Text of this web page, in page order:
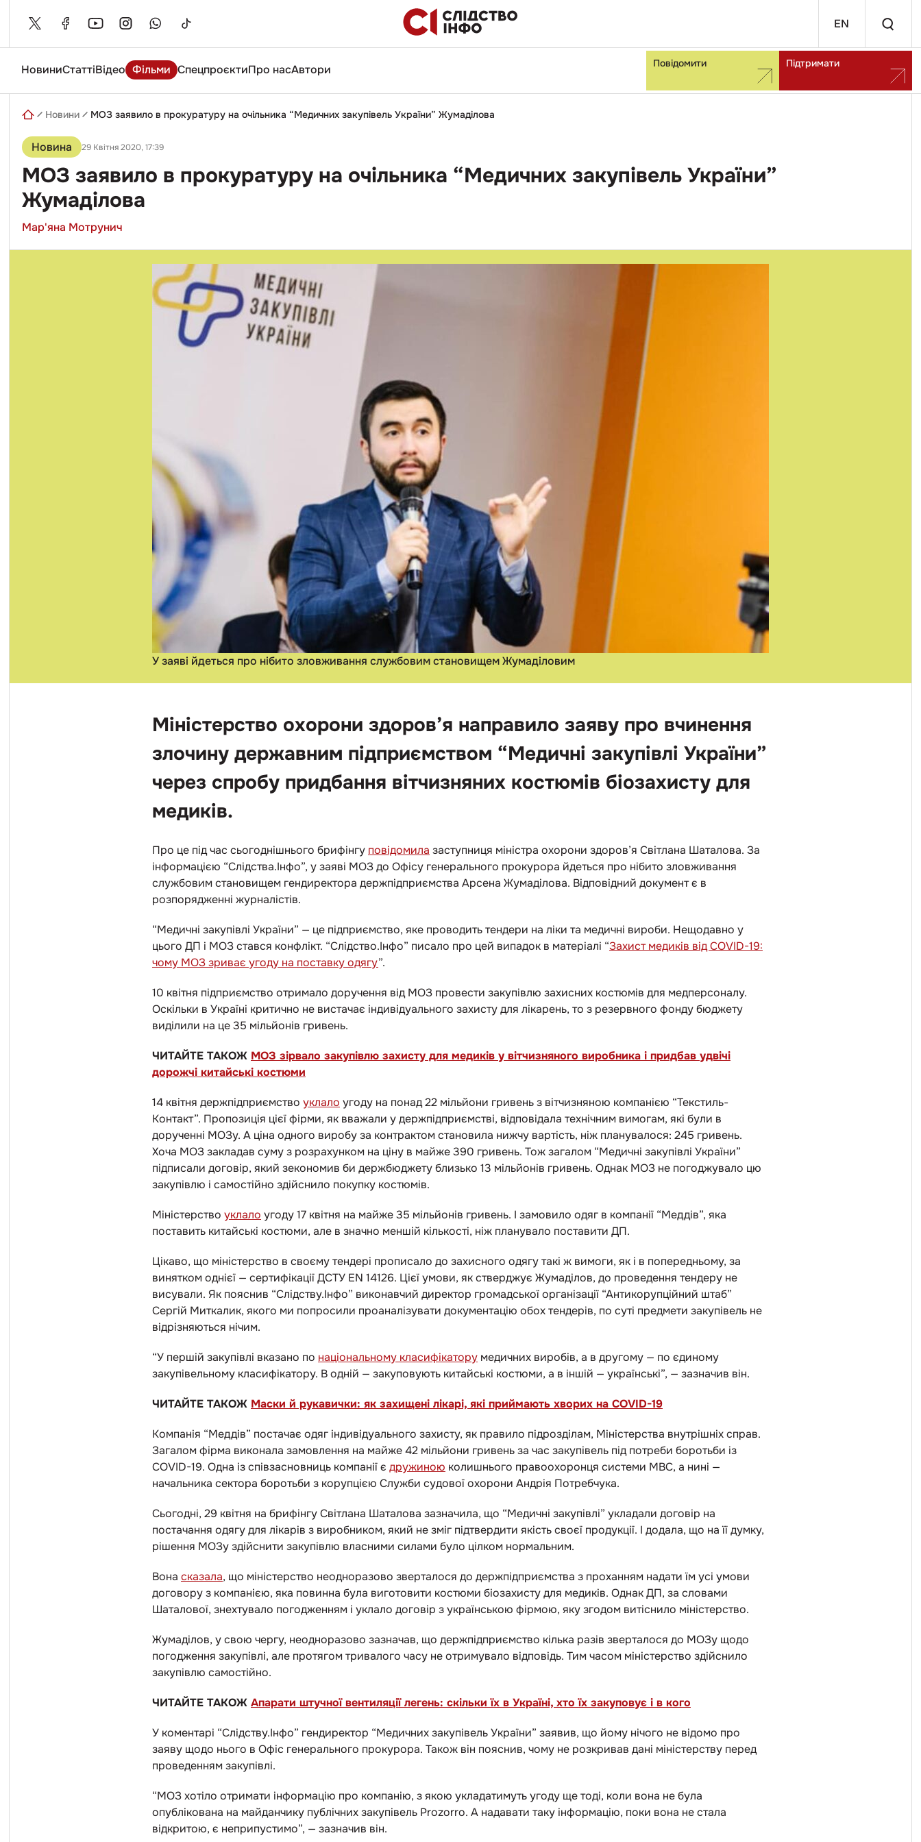
content EN
НовиниСтаттіВідео Фільми СпецпроєктиПро насАвтори Повідомити Підтримати
Введіть
Новини МОЗ заявило в прокуратуру на очільника “Медичних закупівель України” Жумаділова
Новина 29 Квітня 2020, 17:39
МОЗ заявило в прокуратуру на очільника “Медичних закупівель України”
Жумаділова
Мар'яна Мотрунич
У заяві йдеться про нібито зловживання службовим становищем Жумаділовим
Міністерство охорони здоров’я направило заяву про вчинення
злочину державним підприємством “Медичні закупівлі України”
через спробу придбання вітчизняних костюмів біозахисту для
медиків.
Про це під час сьогоднішнього брифінгу повідомила заступниця міністра охорони здоров’я Світлана Шаталова. За
інформацією “Слідства.Інфо”, у заяві МОЗ до Офісу генерального прокурора йдеться про нібито зловживання
службовим становищем гендиректора держпідприємства Арсена Жумаділова. Відповідний документ є в
розпорядженні журналістів.
“Медичні закупівлі України” — це підприємство, яке проводить тендери на ліки та медичні вироби. Нещодавно у
цього ДП і МОЗ стався конфлікт. “Слідство.Інфо” писало про цей випадок в матеріалі “Захист медиків від COVID-19:
чому МОЗ зриває угоду на поставку одягу”.
10 квітня підприємство отримало доручення від МОЗ провести закупівлю захисних костюмів для медперсоналу.
Оскільки в Україні критично не вистачає індивідуального захисту для лікарень, то з резервного фонду бюджету
виділили на це 35 мільйонів гривень.
ЧИТАЙТЕ ТАКОЖ МОЗ зірвало закупівлю захисту для медиків у вітчизняного виробника і придбав удвічі
дорожчі китайські костюми
14 квітня держпідприємство уклало угоду на понад 22 мільйони гривень з вітчизняною компанією “Текстиль-
Контакт”. Пропозиція цієї фірми, як вважали у держпідприємстві, відповідала технічним вимогам, які були в
дорученні МОЗу. А ціна одного виробу за контрактом становила нижчу вартість, ніж планувалося: 245 гривень.
Хоча МОЗ закладав суму з розрахунком на ціну в майже 390 гривень. Тож загалом “Медичні закупівлі України”
підписали договір, який зекономив би держбюджету близько 13 мільйонів гривень. Однак МОЗ не погоджувало цю
закупівлю і самостійно здійснило покупку костюмів.
Міністерство уклало угоду 17 квітня на майже 35 мільйонів гривень. І замовило одяг в компанії “Меддів”, яка
поставить китайські костюми, але в значно меншій кількості, ніж планувало поставити ДП.
Цікаво, що міністерство в своєму тендері прописало до захисного одягу такі ж вимоги, як і в попередньому, за
винятком однієї — сертифікації ДСТУ EN 14126. Цієї умови, як стверджує Жумаділов, до проведення тендеру не
висували. Як пояснив “Слідству.Інфо” виконавчий директор громадської організації “Антикорупційний штаб”
Сергій Миткалик, якого ми попросили проаналізувати документацію обох тендерів, по суті предмети закупівель не
відрізняються нічим.
“У першій закупівлі вказано по національному класифікатору медичних виробів, а в другому — по єдиному
закупівельному класифікатору. В одній — закуповують китайські костюми, а в іншій — українські”, — зазначив він.
ЧИТАЙТЕ ТАКОЖ Маски й рукавички: як захищені лікарі, які приймають хворих на COVID-19
Компанія “Меддів” постачає одяг індивідуального захисту, як правило підрозділам, Міністерства внутрішніх справ.
Загалом фірма виконала замовлення на майже 42 мільйони гривень за час закупівель під потреби боротьби із
COVID-19. Одна із співзасновниць компанії є дружиною колишнього правоохоронця системи МВС, а нині —
начальника сектора боротьби з корупцією Служби судової охорони Андрія Потребчука.
Сьогодні, 29 квітня на брифінгу Світлана Шаталова зазначила, що “Медичні закупівлі” укладали договір на
постачання одягу для лікарів з виробником, який не зміг підтвердити якість своєї продукції. І додала, що на її думку,
рішення МОЗу здійснити закупівлю власними силами було цілком нормальним.
Вона сказала, що міністерство неодноразово зверталося до держпідприємства з проханням надати їм усі умови
договору з компанією, яка повинна була виготовити костюми біозахисту для медиків. Однак ДП, за словами
Шаталової, знехтувало погодженням і уклало договір з українською фірмою, яку згодом витіснило міністерство.
Жумаділов, у свою чергу, неодноразово зазначав, що держпідприємство кілька разів зверталося до МОЗу щодо
погодження закупівлі, але протягом тривалого часу не отримувало відповідь. Тим часом міністерство здійснило
закупівлю самостійно.
ЧИТАЙТЕ ТАКОЖ Апарати штучної вентиляції легень: скільки їх в Україні, хто їх закуповує і в кого
У коментарі “Слідству.Інфо” гендиректор “Медичних закупівель України” заявив, що йому нічого не відомо про
заяву щодо нього в Офіс генерального прокурора. Також він пояснив, чому не розкривав дані міністерству перед
проведенням закупівлі.
“МОЗ хотіло отримати інформацію про компанію, з якою укладатимуть угоду ще тоді, коли вона не була
опублікована на майданчику публічних закупівель Prozorro. А надавати таку інформацію, поки вона не стала
відкритою, є неприпустимо”, — зазначив він.